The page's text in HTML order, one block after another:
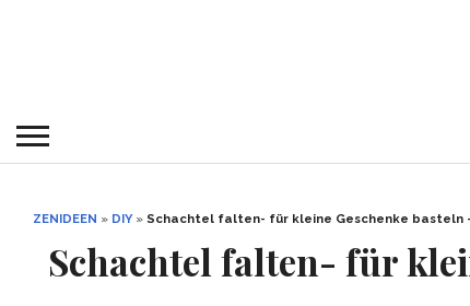
ZENIDEEN » DIY» Schachtel falten- für kleine Geschenke basteln –
Schachtel falten- für